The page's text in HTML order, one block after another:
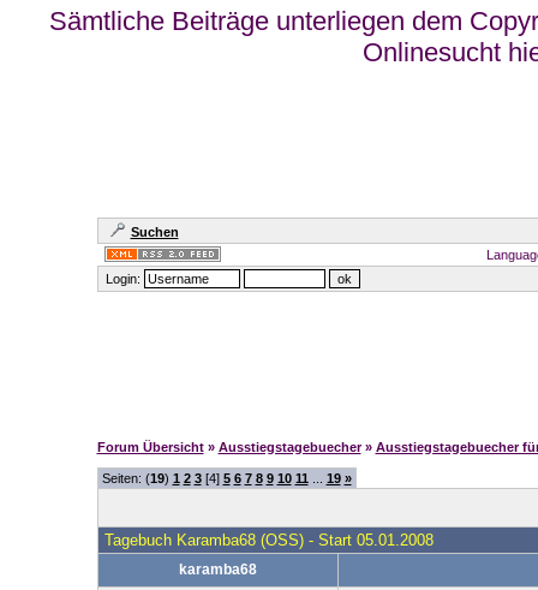
Sämtliche Beiträge unterliegen dem
Onlinesucht
Suchen
Login:
Forum Übersicht » Ausstiegstagebuecher » Ausstiegstagebuecher
Seiten: (19) 1 2 3[4] 5 6 7 8 9 10 11 19 »
Tagebuch Karamba68 (OSS) - Start 05.01.2008
karamba68